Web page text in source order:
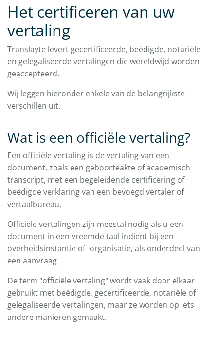
Het certificeren van uw
vertaling
Translayte levert gecertificeerde, beëdigde, notariële
en gelegaliseerde vertalingen die wereldwijd worden
geaccepteerd.
Wij leggen hieronder enkele van de belangrijkste
verschillen uit.
Wat is een officiële vertaling?
Een officiële vertaling is de vertaling van een
document, zoals een geboorteakte of academisch
transcript, met een begeleidende certificering of
beëdigde verklaring van een bevoegd vertaler of
vertaalbureau.
Officiële vertalingen zijn meestal nodig als u een
document in een vreemde taal indient bij een
overheidsinstantie of -organisatie, als onderdeel van
een aanvraag.
De term "officiële vertaling" wordt vaak door elkaar
gebruikt met beëdigde, gecertificeerde, notariële of
gelegaliseerde vertalingen, maar ze worden op iets
andere manieren gemaakt.